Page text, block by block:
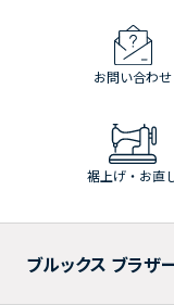
お問い合わせ
裾上げ・お直
ブルックス ブラザ